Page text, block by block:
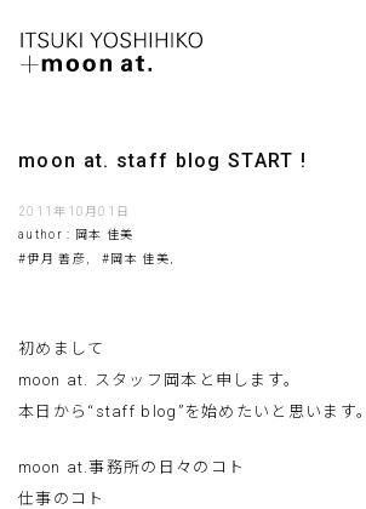
moon at. staff blog START !
2011年10月01日
author : 岡本 佳美
#伊月 善彦,
#岡本 佳美,
初めまして
moon at. スタッフ岡本と申します。
本日から“staff blog”を始めたいと思います。
moon at.事務所の日々のコト
仕事のコト